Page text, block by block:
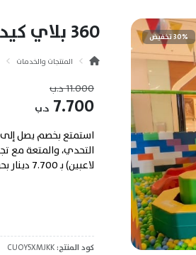
30% تخفيض 360 بلاي كيدز كرنفال – مجمع الإنماء (الرفاع)
المنتجات والخدمات
11.000د.ب
7.700 د.ب
لاعبين) بـ 7.700 دينار بحريني فقط. اطلب تذكرتك الآن.
كود المنتج: